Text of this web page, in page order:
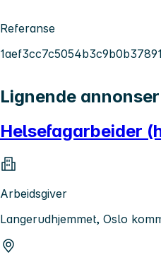
Referanse
Lignende annonser
Helsefagarbeider
Arbeidsgiver
Langerudhjemmet, Oslo